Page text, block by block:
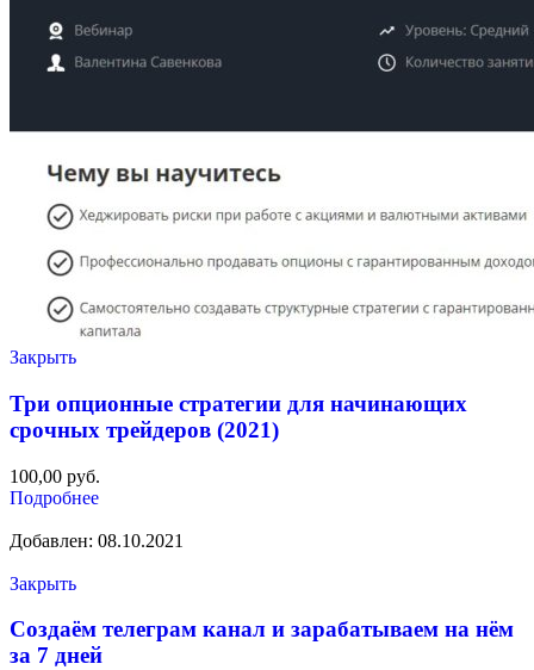
Закрыть
Три опционные стратегии для начинающих
срочных трейдеров (2021)
100,00 руб.
Подробнее
Добавлен: 08.10.2021
Закрыть
Создаём телеграм канал и зарабатываем на нём
за 7 дней